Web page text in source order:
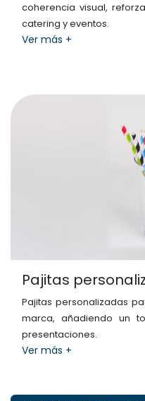
coherencia visual,
catering y eventos.
Ver más +
Pajitas
Pajitas personalizadas
marca, añadiendo un
presentaciones.
Ver más +